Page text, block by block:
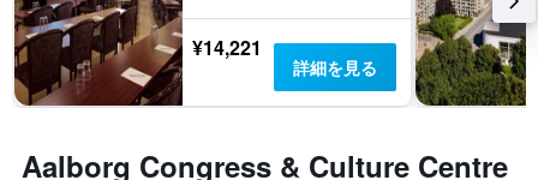
¥14,221
詳細を見る
Aalborg Congress & Culture Centre